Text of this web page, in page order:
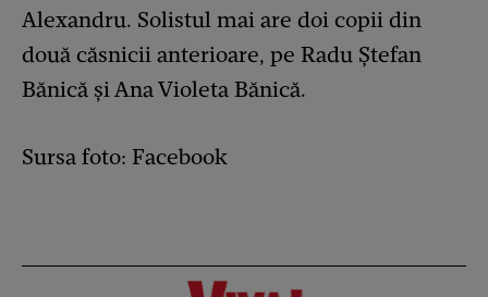
Alexandru. Solistul mai are doi copii din
două căsnicii anterioare, pe Radu Ștefan
Bănică și Ana Violeta Bănică.
Sursa foto: Facebook